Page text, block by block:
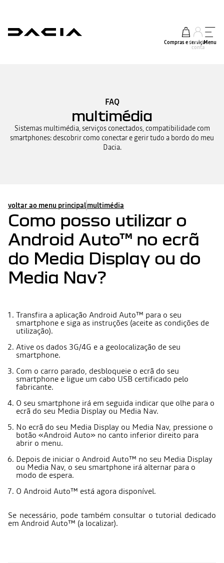
Compras e serviços
A minha
conta
Menu
FAQ
multimédia
Sistemas multimédia, serviços conectados, compatibilidade com
smartphones: descobrir como conectar e gerir tudo a bordo do meu
Dacia.
voltar ao menu principalmultimédia
Como posso utilizar o
Android Auto™ no ecrã
do Media Display ou do
Media Nav?
Transfira a aplicação Android Auto™ para o seu
smartphone e siga as instruções (aceite as condições de
utilização).
Ative os dados 3G/4G e a geolocalização de seu
smartphone.
Com o carro parado, desbloqueie o ecrã do seu
smartphone e ligue um cabo USB certificado pelo
fabricante.
O seu smartphone irá em seguida indicar que olhe para o
ecrã do seu Media Display ou Media Nav.
No ecrã do seu Media Display ou Media Nav, pressione o
botão «Android Auto» no canto inferior direito para
abrir o menu.
Depois de iniciar o Android Auto™ no seu Media Display
ou Media Nav, o seu smartphone irá alternar para o
modo de espera.
O Android Auto™ está agora disponível.
Se necessário, pode também consultar o tutorial dedicado
em Android Auto™ (a localizar).